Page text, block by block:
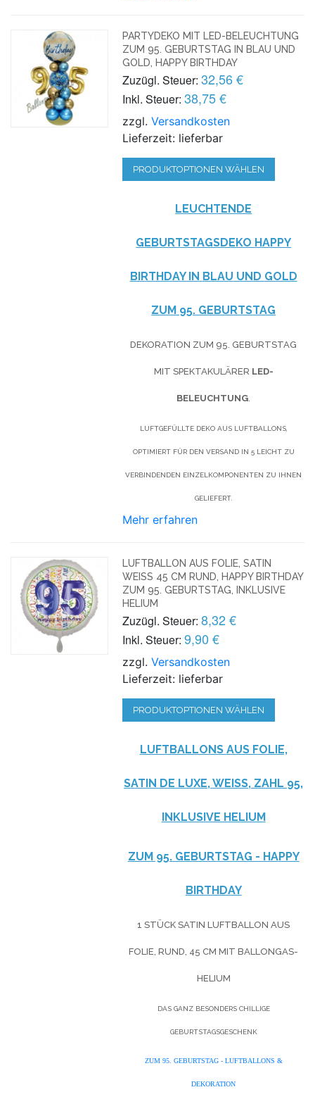
PARTYDEKO MIT LED-BELEUCHTUNG
ZUM 95. GEBURTSTAG IN BLAU UND
GOLD, HAPPY BIRTHDAY
Zuzügl. Steuer: 32,56 €
Inkl. Steuer: 38,75 €
zzgl.Versandkosten
Lieferzeit: lieferbar
PRODUKTOPTIONEN WÄHLEN
LEUCHTENDE
GEBURTSTAGSDEKO HAPPY
BIRTHDAY IN BLAU UND GOLD
ZUM 95. GEBURTSTAG
DEKORATION ZUM 95. GEBURTSTAG
MIT SPEKTAKULÄRER LED-
BELEUCHTUNG
LUFTGEFÜLLTE DEKO AUS LUFTBALLONS,
OPTIMIERT FÜR DEN VERSAND IN 5 LEICHT ZU
VERBINDENDEN EINZELKOMPONENTEN ZU IHNEN
GELIEFERT.
Mehr erfahren
LUFTBALLON AUS FOLIE, SATIN
WEISS 45 CM RUND, HAPPY BIRTHDAY Z
UM 95. GEBURTSTAG, INKLUSIVE H
ELIUM
Zuzügl. Steuer: 8,32 €
Inkl. Steuer: 9,90 €
zzgl.Versandkosten
Lieferzeit: lieferbar
PRODUKTOPTIONEN WÄHLEN
LUFTBALLONS AUS FOLIE,
SATIN DE LUXE, WEISS, ZAHL 95, I
NKLUSIVE HELIUM
ZUM 95. GEBURTSTAG - HAPPY
BIRTHDAY
1 STÜCK SATIN LUFTBALLON AUS
FOLIE, RUND, 45 CM MIT BALLONGAS-
HELIUM
DAS GANZ BESONDERS CHILLIGE
GEBURTSTAGSGESCHENK
ZUM 95. GEBURTSTAG - LUFTBALLONS &
DEKORATION